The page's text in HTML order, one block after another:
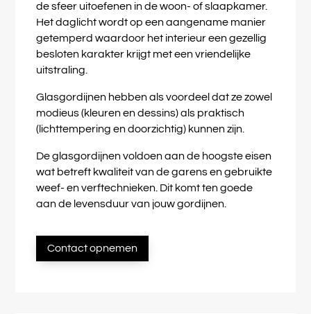
de sfeer uitoefenen in de woon- of slaapkamer.
Het daglicht wordt op een aangename manier
getemperd waardoor het interieur een gezellig
besloten karakter krijgt met een vriendelijke
uitstraling.
Glasgordijnen hebben als voordeel dat ze zowel
modieus (kleuren en dessins) als praktisch
(lichttempering en doorzichtig) kunnen zijn.
De glasgordijnen voldoen aan de hoogste eisen
wat betreft kwaliteit van de garens en gebruikte
weef- en verftechnieken. Dit komt ten goede
aan de levensduur van jouw gordijnen.
Contact opnemen